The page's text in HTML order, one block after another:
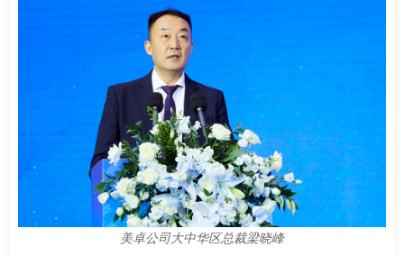
美卓公司大中华区总裁梁晓峰